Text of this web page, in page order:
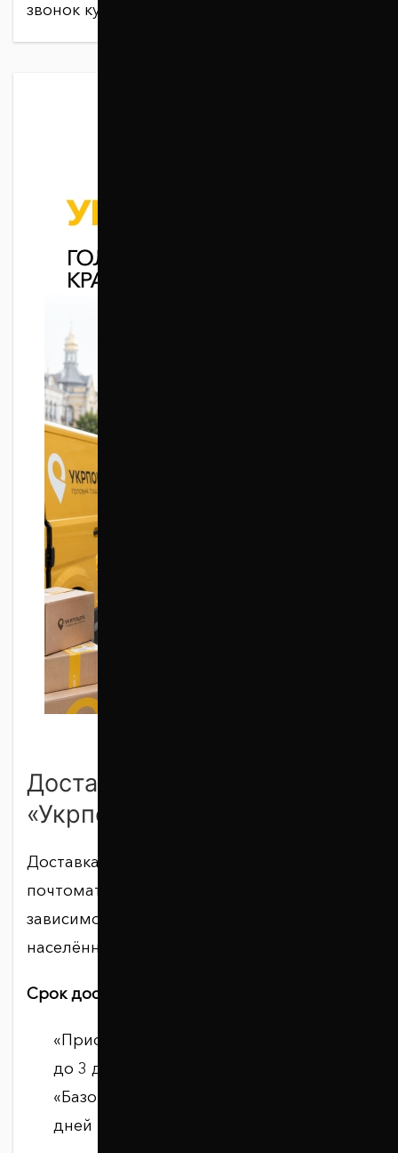
звонок курьера.
Доставка в отделение
«Укрпочта»
Доставка осуществляется в отделение,
почтомат или курьером по адресу — в
зависимости от доступности услуги в
населённом пункте.
Срок доставки зависит от тарифа:
«Приоритетный» — 1–2 дня в город,
до 3 дней в село;
«Базовый» — 2–4 дня в город, до 7
дней в село.